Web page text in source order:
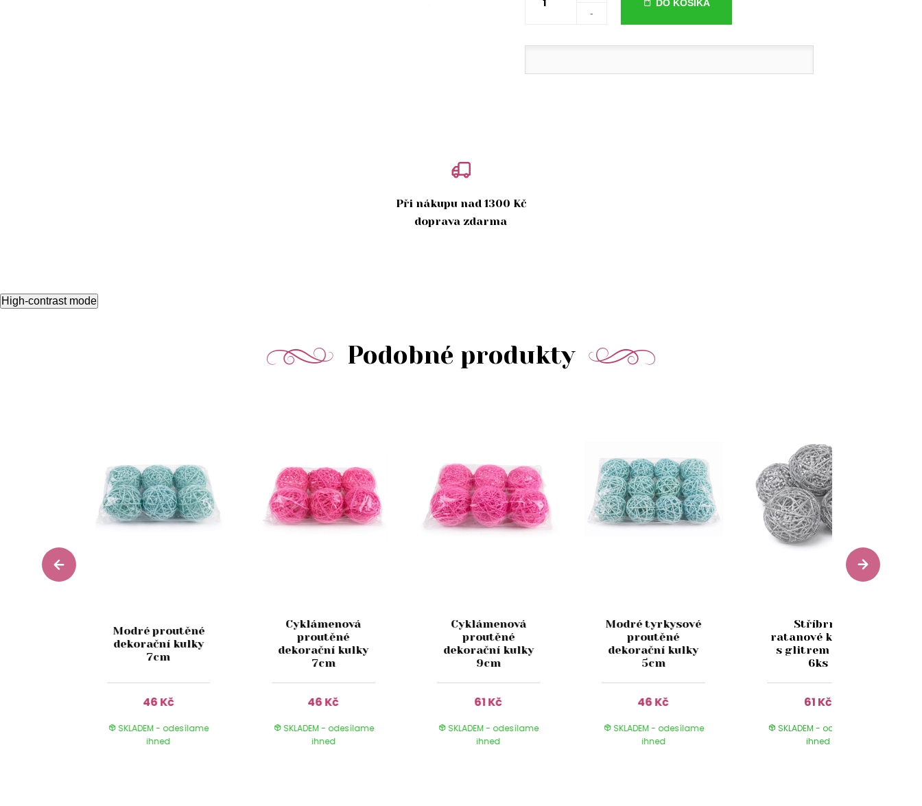
-
DO KOŠÍKA
Při nákupu nad 1300 Kč
doprava zdarma
High-contrast mode
Podobné produkty
Modré proutěné
dekorační kulky
7cm
46 Kč
SKLADEM - odesílame
ihned
Cyklámenová
proutěné
dekorační kulky
7cm
46 Kč
SKLADEM - odesílame
ihned
Cyklámenová
proutěné
dekorační kulky
9cm
61 Kč
SKLADEM - odesílame
ihned
Modré tyrkysové
proutěné
dekorační kulky
5cm
46 Kč
SKLADEM - odesílame
ihned
Stříbrné
ratanové kuličky
s glitrem 10cm
6ks
61 Kč
SKLADEM - odesílame
ihned